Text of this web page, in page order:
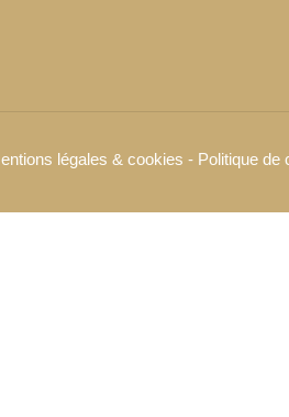
légales & cookies - Politique de